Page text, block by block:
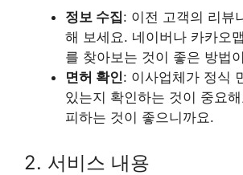
정보 수집: 이전 고객의 리뷰
해 보세요. 네이버나 카카오
를 찾아보는 것이 좋은 방법
면허 확인: 이사업체가 정식
있는지 확인하는 것이 중요
피하는 것이 좋으니까요.
2. 서비스 내용